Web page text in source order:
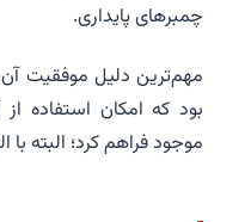
چمبرهای پایداری.
مهم‌ترین دلیل موفقیت آن،
بود که امکان استفاده از
موجود فراهم کرد؛ البته با